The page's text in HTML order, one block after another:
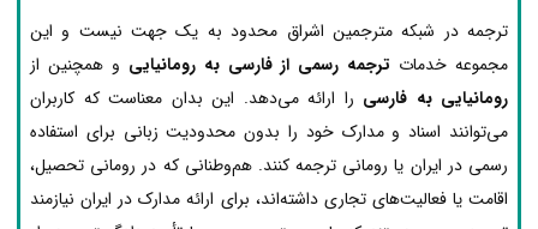
ترجمه در شبکه مترجمین اشراق محدود به یک جهت نیست و این
مجموعه خدمات ترجمه رسمی از فارسی به رومانیایی و همچنین از
رومانیایی به فارسی را ارائه می‌دهد. این بدان معناست که کاربران
می‌توانند اسناد و مدارک خود را بدون محدودیت زبانی برای استفاده
رسمی در ایران یا رومانی ترجمه کنند. هم‌وطنانی که در رومانی تحصیل،
اقامت یا فعالیت‌های تجاری داشته‌اند، برای ارائه مدارک در ایران نیازمند